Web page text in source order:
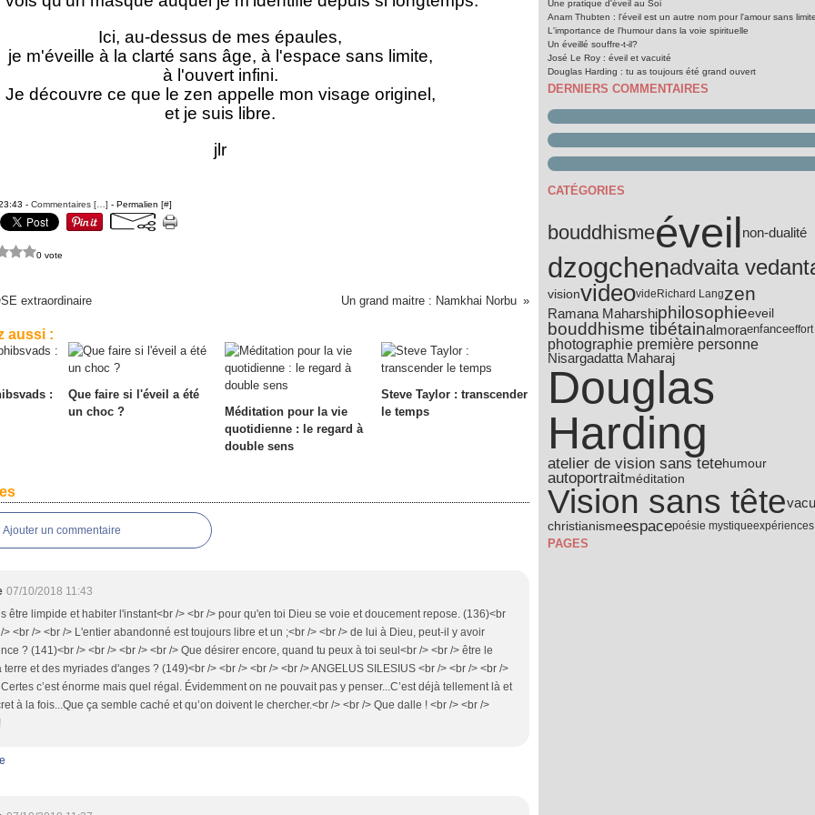
Ici, au-dessus de mes épaules,
je m'éveille à la clarté sans âge, à l'espace sans limite,
à l'ouvert infini.
Je découvre ce que le zen appelle mon visage originel,
et je suis libre.
jlr
- Commentaires [… ] - Permalien [#]
0 vote
extraordinaire Un grand maitre : Namkhai Norbu
aussi :
:
Que faire si l'éveil a été
un choc ?
Méditation pour la vie
quotidienne : le regard à
double sens
Steve Taylor : transcender
le temps
Ajouter un commentaire
07/10/2018 11:43
être limpide et habiter l'instant<br /> <br /> pour qu'en toi Dieu se voie et doucement repose. (136)<br
> <br /> <br /> L'entier abandonné est toujours libre et un ;<br /> <br /> de lui à Dieu, peut-il y avoir
? (141)<br /> <br /> <br /> <br /> Que désirer encore, quand tu peux à toi seul<br /> <br /> être le
terre et des myriades d'anges ? (149)<br /> <br /> <br /> <br /> ANGELUS SILESIUS <br /> <br /> <br />
c’est énorme mais quel régal. Évidemment on ne pouvait pas y penser...C’est déjà tellement là et
à la fois...Que ça semble caché et qu’on doivent le chercher.<br /> <br /> Que dalle ! <br /> <br />
Une pratique d'éveil au Soi
Anam Thubten : l'éveil est un autre nom pour l'amour sans
L'importance de l'humour dans la voie spirituelle
Un éveillé souffre-t-il?
José Le Roy : éveil et vacuité
Douglas Harding : tu as toujours été grand ouvert
DERNIERS COMMENTAIRES
CATÉGORIES
bouddhismeéveilnon-dualité
dzogchenadvaita
visionvideovideRichard Langzen
Ramana Maharshiphilosophieeveil
bouddhisme tibétainalmoraenfanceeffort
photographie première personne
Nisargadatta Maharaj
Douglas
Harding
atelier de vision sans tetehumour
autoportraitméditation
Vision sans tête
christianismeespacepoésie mystiqueexpériences
PAGES